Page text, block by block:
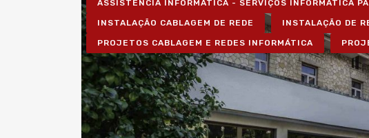
ASSISTÊNCIA INFORMÁTICA - SERVIÇOS INFORMÁTICA
INSTALAÇÃO CABLAGEM DE REDE INSTALAÇÃO DE
PROJETOS CABLAGEM E REDES INFORMÁTICA